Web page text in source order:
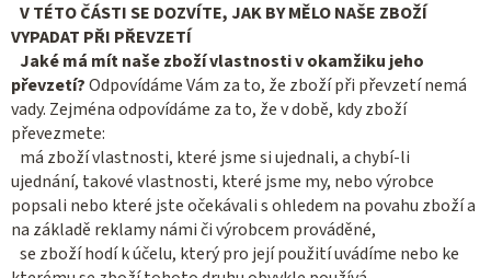
V TÉTO ČÁSTI SE DOZVÍTE, JAK BY MĚLO NAŠE ZBOŽÍ
VYPADAT PŘI PŘEVZETÍ
Jaké má mít naše zboží vlastnosti v okamžiku jeho
převzetí?Odpovídáme Vám za to, že zboží při převzetí nemá
vady. Zejména odpovídáme za to, že v době, kdy zboží
převezmete:
má zboží vlastnosti, které jsme si ujednali, a chybí-li
ujednání, takové vlastnosti, které jsme my, nebo výrobce
popsali nebo které jste očekávali s ohledem na povahu zboží a
na základě reklamy námi či výrobcem prováděné,
se zboží hodí k účelu, který pro její použití uvádíme nebo ke